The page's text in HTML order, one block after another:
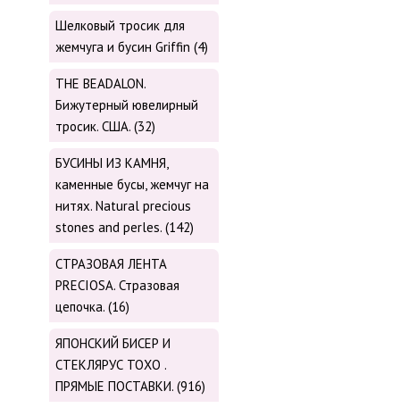
Шелковый тросик для
жемчуга и бусин Griffin (4)
THE BEADALON.
Бижутерный ювелирный
тросик. США. (32)
БУСИНЫ ИЗ КАМНЯ,
каменные бусы, жемчуг на
нитях. Natural precious
stones and perles. (142)
СТРАЗОВАЯ ЛЕНТА
PRECIOSA. Стразовая
цепочка. (16)
ЯПОНСКИЙ БИСЕР И
СТЕКЛЯРУС TOХО .
ПРЯМЫЕ ПОСТАВКИ. (916)